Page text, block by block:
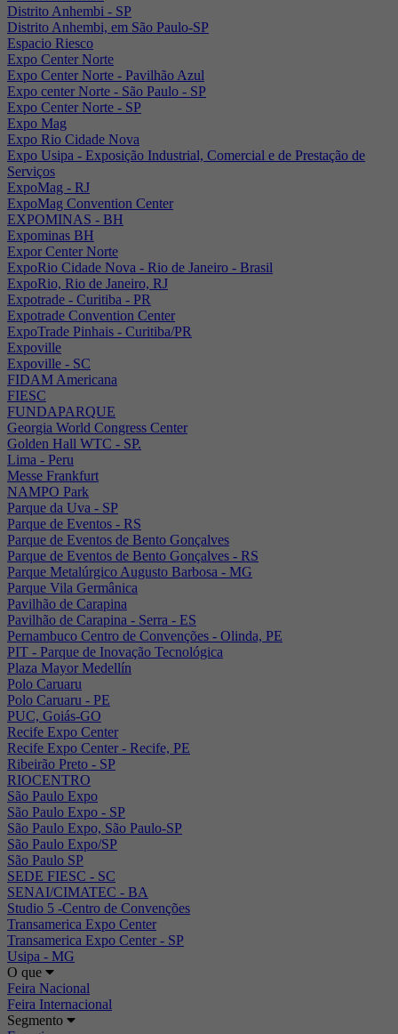
Distrito Anhembi - SP
Distrito Anhembi, em São Paulo-SP
Espacio Riesco
Expo Center Norte
Expo Center Norte - Pavilhão Azul
Expo center Norte - São Paulo - SP
Expo Center Norte - SP
Expo Mag
Expo Rio Cidade Nova
Expo Usipa - Exposição Industrial, Comercial e de Prestação de
Serviços
ExpoMag - RJ
ExpoMag Convention Center
EXPOMINAS - BH
Expominas BH
Expor Center Norte
ExpoRio Cidade Nova - Rio de Janeiro - Brasil
ExpoRio, Rio de Janeiro, RJ
Expotrade - Curitiba - PR
Expotrade Convention Center
ExpoTrade Pinhais - Curitiba/PR
Expoville
Expoville - SC
FIDAM Americana
FIESC
FUNDAPARQUE
Georgia World Congress Center
Golden Hall WTC - SP.
Lima - Peru
Messe Frankfurt
NAMPO Park
Parque da Uva - SP
Parque de Eventos - RS
Parque de Eventos de Bento Gonçalves
Parque de Eventos de Bento Gonçalves - RS
Parque Metalúrgico Augusto Barbosa - MG
Parque Vila Germânica
Pavilhão de Carapina
Pavilhão de Carapina - Serra - ES
Pernambuco Centro de Convenções - Olinda, PE
PIT - Parque de Inovação Tecnológica
Plaza Mayor Medellín
Polo Caruaru
Polo Caruaru - PE
PUC, Goiás-GO
Recife Expo Center
Recife Expo Center - Recife, PE
Ribeirão Preto - SP
RIOCENTRO
São Paulo Expo
São Paulo Expo - SP
São Paulo Expo, São Paulo-SP
São Paulo Expo/SP
São Paulo SP
SEDE FIESC - SC
SENAI/CIMATEC - BA
Studio 5 -Centro de Convenções
Transamerica Expo Center
Transamerica Expo Center - SP
Usipa - MG
O que
Feira Nacional
Feira Internacional
Segmento